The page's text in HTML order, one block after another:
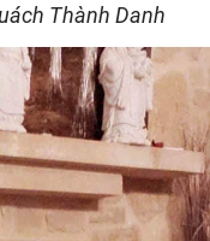
Thành Danh